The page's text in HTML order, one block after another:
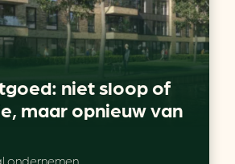
niet sloop of
maar opnieuw van
ondernemen